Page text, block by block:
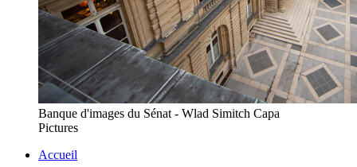
Banque d'images du Sénat - Wlad Simitch Capa
Pictures
Accueil